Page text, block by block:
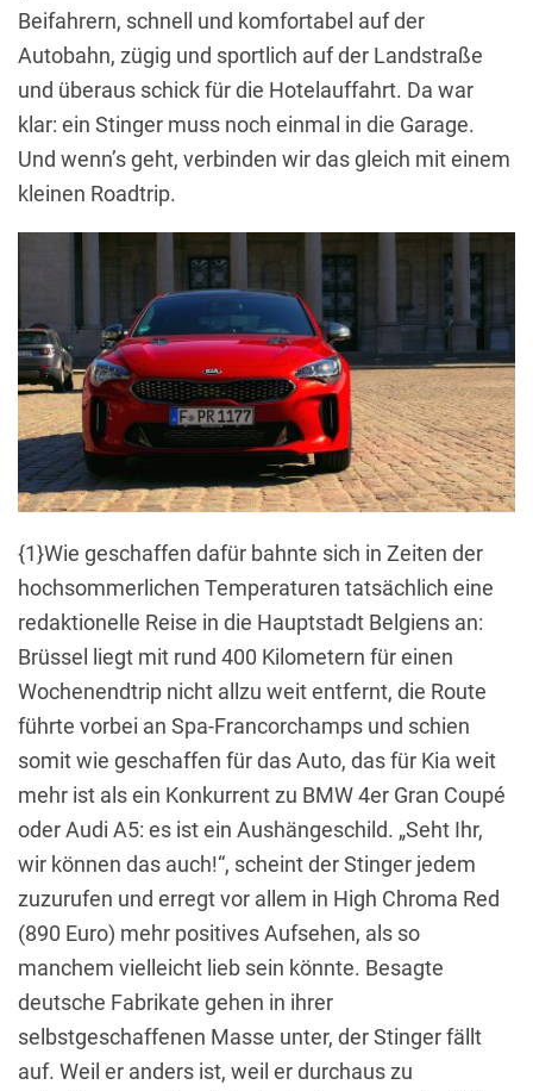
Beifahrern, schnell und komfortabel auf der
Autobahn, zügig und sportlich auf der Landstraße
und überaus schick für die Hotelauffahrt. Da war
klar: ein Stinger muss noch einmal in die Garage.
Und wenn’s geht, verbinden wir das gleich mit einem
kleinen Roadtrip.
{1}Wie geschaffen dafür bahnte sich in Zeiten der
hochsommerlichen Temperaturen tatsächlich eine
redaktionelle Reise in die Hauptstadt Belgiens an:
Brüssel liegt mit rund 400 Kilometern für einen
Wochenendtrip nicht allzu weit entfernt, die Route
führte vorbei an Spa-Francorchamps und schien
somit wie geschaffen für das Auto, das für Kia weit
mehr ist als ein Konkurrent zu BMW 4er Gran Coupé
oder Audi A5: es ist ein Aushängeschild. „Seht Ihr,
wir können das auch!“, scheint der Stinger jedem
zuzurufen und erregt vor allem in High Chroma Red
(890 Euro) mehr positives Aufsehen, als so
manchem vielleicht lieb sein könnte. Besagte
deutsche Fabrikate gehen in ihrer
selbstgeschaffenen Masse unter, der Stinger fällt
auf. Weil er anders ist, weil er durchaus zu